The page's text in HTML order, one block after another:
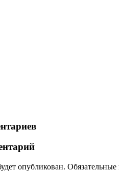
опубликован.